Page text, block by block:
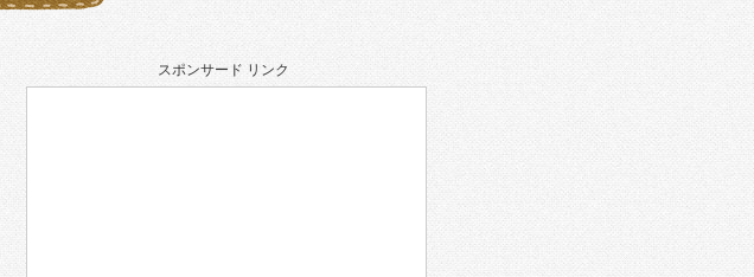
スポンサード リンク